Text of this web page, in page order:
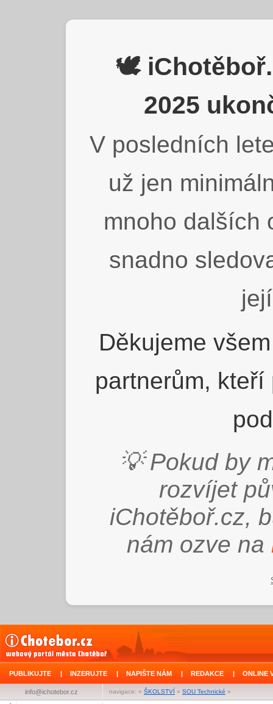
🕊️
2025
V posledních
už jen
mnoho dalších
snadno
Děkujeme
partnerům,
💡 Pokud by
rozvíjet
iChotěboř.cz,
nám ozve na
PUBLIKUJTE | INZERUJTE | NAPIŠTE NÁM | REDAKCE | ONLINE
navigace: » ŠKOLSTVÍ » SOU Technické »
info@ichotebor.cz